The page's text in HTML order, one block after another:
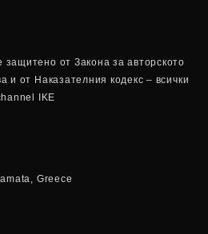
от Закона за авторското
и от Наказателния кодекс – всички
IKE
Greece